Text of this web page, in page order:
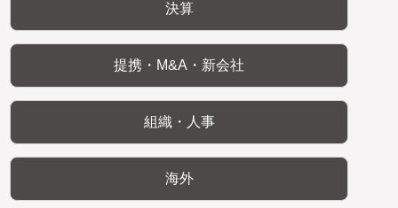
決算
提携・M&A・新会社
組織・人事
海外